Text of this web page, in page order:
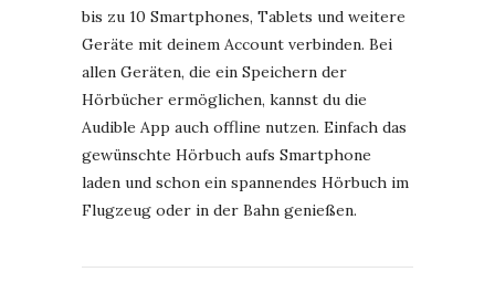
bis zu 10 Smartphones, Tablets und weitere
Geräte mit deinem Account verbinden. Bei
allen Geräten, die ein Speichern der
Hörbücher ermöglichen, kannst du die
Audible App auch offline nutzen. Einfach das
gewünschte Hörbuch aufs Smartphone
laden und schon ein spannendes Hörbuch im
Flugzeug oder in der Bahn genießen.